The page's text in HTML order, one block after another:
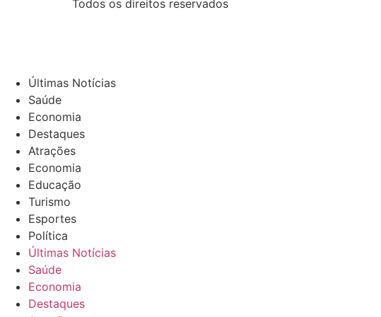
Todos os direitos reservados
Últimas Notícias
Saúde
Economia
Destaques
Atrações
Economia
Educação
Turismo
Esportes
Política
Últimas Notícias
Saúde
Economia
Destaques